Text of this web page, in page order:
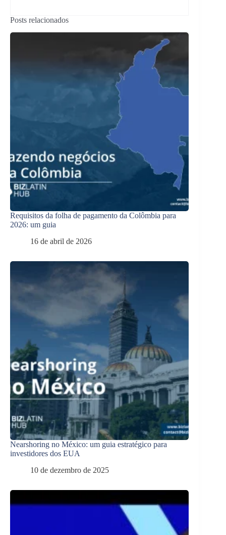
Posts relacionados
Requisitos da folha de pagamento da Colômbia para
2026: um guia
16 de abril de 2026
Nearshoring no México: um guia estratégico para
investidores dos EUA
10 de dezembro de 2025